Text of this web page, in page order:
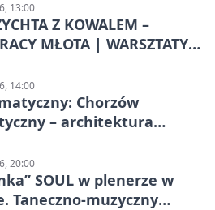
13:00
Z KOWALEM –
MŁOTA | WARSZTATY
14:00
Chorzów
– architektura
20:00
SOUL w plenerze w
Taneczno-muzyczny